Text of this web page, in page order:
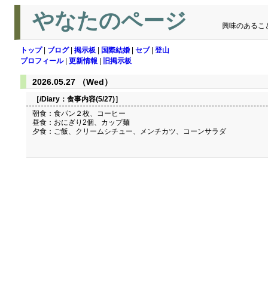
やなたのページ 興味のあるこ
トップ| ブログ| 掲示板 国際結婚 セブ| 登山
プロフィール| 更新情報 旧掲示板
2026.05.27 （Wed）
［/Diary： 食事内容(5/27)］
朝食：食パン２枚、コーヒー
昼食：おにぎり2個、カップ麺
夕食：ご飯、クリームシチュー、メンチカツ、コーンサラダ